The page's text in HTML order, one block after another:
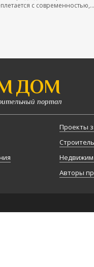
с современностью,...
ДОМ
портал
Проекты
Авторы